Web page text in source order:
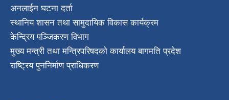
अनलाईन घटना दर्ता
स्थानिय शासन तथा सामुदायिक विकास कार्यक्रम
केन्द्रिय पञ्जिकरण विभाग
मुख्य मन्त्री तथा मन्त्रिपरिषदको कार्यालय बागमति प्रदेश
राष्ट्रिय पुननिर्माण प्राधिकरण